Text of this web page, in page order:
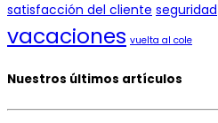
satisfacción del cliente seguridad
vacaciones vuelta al cole
Nuestros últimos artículos